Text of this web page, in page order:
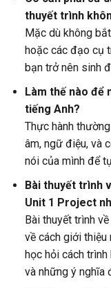
thuyết trình
Mặc dù không
hoặc các đạo cụ
bạn trở nên sinh
Làm thế nào để
tiếng Anh?
Thực hành
âm, ngữ điệu, và
nói của mình để
Bài thuyết trình
Unit 1 Project
Bài thuyết trình về
về cách giới thiệu
học hỏi cách
và những ý nghĩa